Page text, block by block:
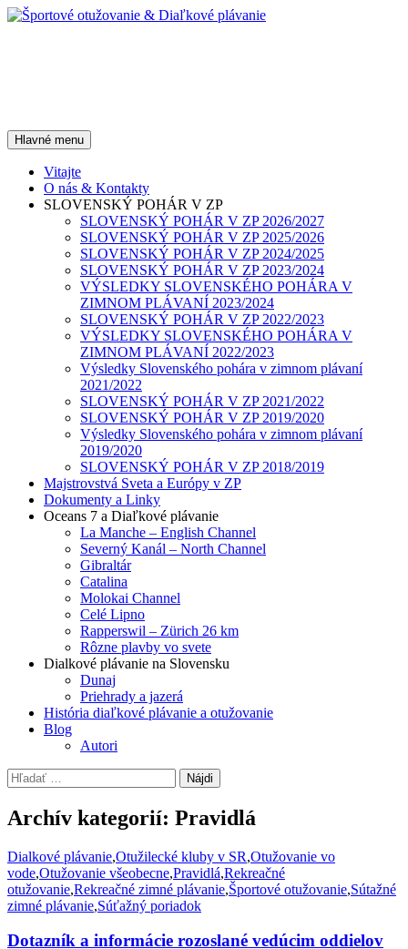
Preskočiť
Hľadať
Hlavné menu
Vitajte
O nás & Kontakty
SLOVENSKÝ POHÁR V ZP
SLOVENSKÝ POHÁR V ZP 2026/2027
SLOVENSKÝ POHÁR V ZP 2025/2026
SLOVENSKÝ POHÁR V ZP 2024/2025
SLOVENSKÝ POHÁR V ZP 2023/2024
VÝSLEDKY SLOVENSKÉHO POHÁRA V
ZIMNOM PLÁVANÍ 2023/2024
SLOVENSKÝ POHÁR V ZP 2022/2023
VÝSLEDKY SLOVENSKÉHO POHÁRA V
ZIMNOM PLÁVANÍ 2022/2023
Výsledky Slovenského pohára v zimnom plávaní
2021/2022
SLOVENSKÝ POHÁR V ZP 2021/2022
SLOVENSKÝ POHÁR V ZP 2019/2020
Výsledky Slovenského pohára v zimnom plávaní
2019/2020
SLOVENSKÝ POHÁR V ZP 2018/2019
Majstrovstvá Sveta a Európy v ZP
Dokumenty a Linky
Oceans 7 a Diaľkové plávanie
La Manche – English Channel
Severný Kanál – North Channel
Gibraltár
Catalina
Molokai Channel
Celé Lipno
Rapperswil – Zürich 26 km
Rôzne plavby vo svete
Dialkové plávanie na Slovensku
Dunaj
Priehrady a jazerá
História diaľkové plávanie a otužovanie
Blog
Autori
Hľadať:
Archív kategorií: Pravidlá
Dialkové plávanie,Otužilecké kluby v SR,Otužovanie vo
vode,Otužovanie všeobecne,Pravidlá,Rekreačné
otužovanie,Rekreačné zimné plávanie,Športové otužovanie,Sútažné
zimné plávanie,Súťažný poriadok
Dotazník a informácie rozoslané vedúcim oddielov